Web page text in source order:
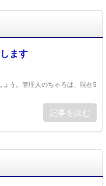
ます
う。管理人のちゃろは、現在5
記事を読む